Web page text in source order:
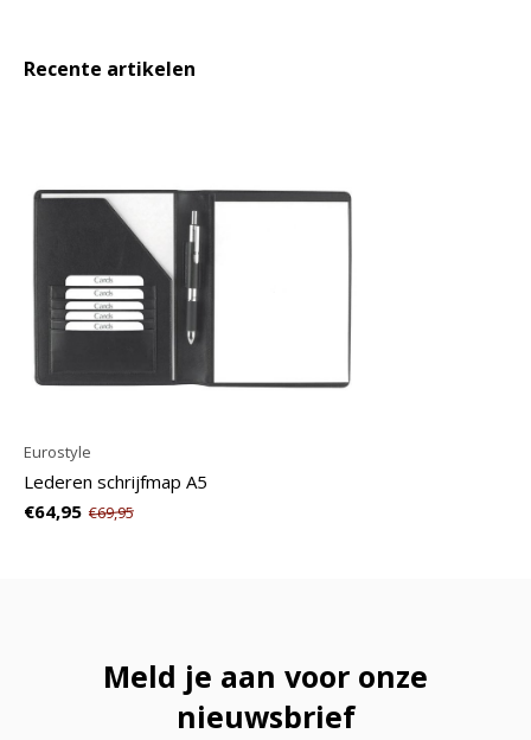
Recente artikelen
Eurostyle
Lederen schrijfmap A5
€64,95 €69,95
Meld je aan voor onze
nieuwsbrief